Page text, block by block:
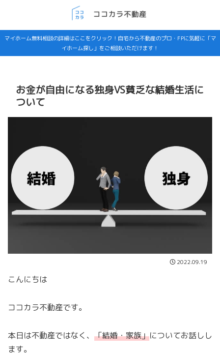
マイホーム無料相談の詳細はここをクリック！自宅から不動産のプロ・FPに気軽に「マ
イホーム探し」をご相談いただけます！
お金が自由になる独身VS貧乏な結婚生活に
ついて
2022.09.19
こんにちは
ココカラ不動産です。
本日は不動産ではなく、 「結婚・家族」についてお話しし
ます。